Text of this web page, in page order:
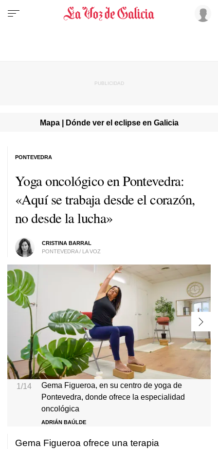
Mapa | Dónde ver el eclipse en Galicia
Yoga oncológico en Pontevedra:
«Aquí se trabaja desde el corazón,
no desde la lucha»
CRISTINA BARRAL
PONTEVEDRA / LA VOZ
PONTEVEDRA
1/14
Gema Figueroa, en su centro de yoga de
Pontevedra, donde ofrece la especialidad
oncológica
ADRIÁN BAÚLDE
Gema Figueroa ofrece una terapia